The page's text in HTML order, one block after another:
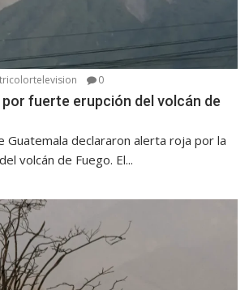
tricolortelevision 0
fuerte erupción del volcán de
Guatemala declararon alerta roja por la
volcán de Fuego. El...